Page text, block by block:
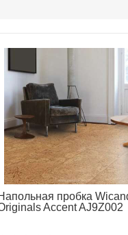
ценит здоровый
Даже после
пробка
Accent AJ9Z002